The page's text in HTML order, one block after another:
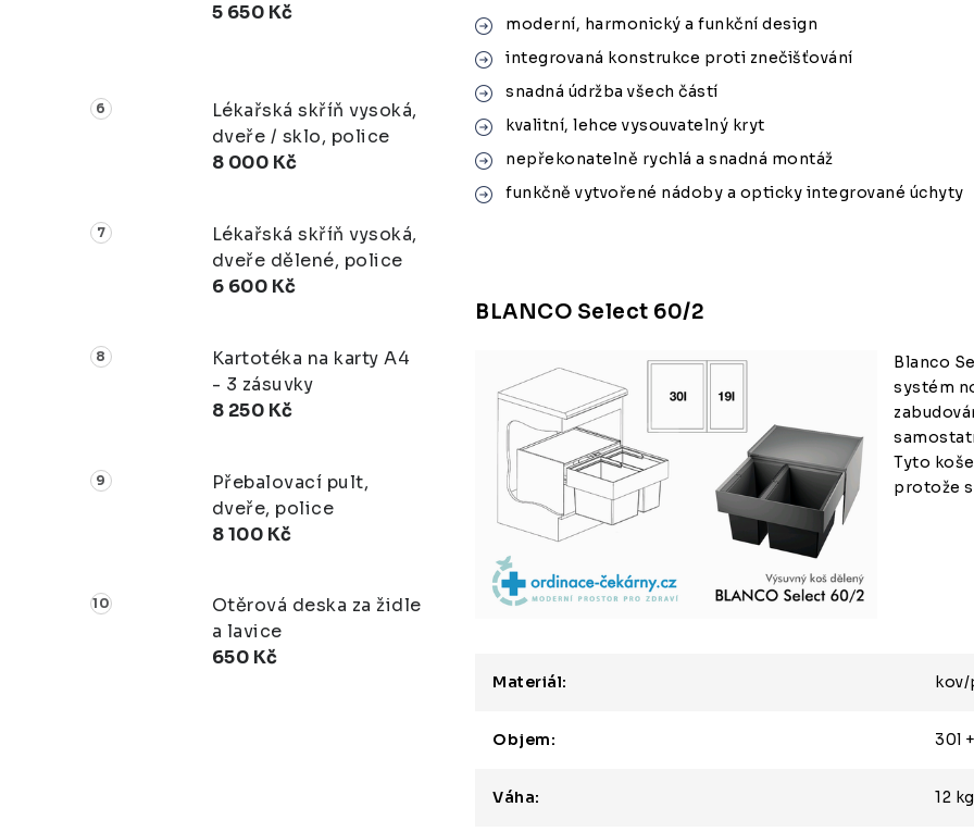
5 650 Kč
Lékařská skříň vysoká,
dveře / sklo, police
8 000 Kč
Lékařská skříň vysoká,
dveře dělené, police
6 600 Kč
Kartotéka na karty A4
- 3 zásuvky
8 250 Kč
Přebalovací pult,
dveře, police
8 100 Kč
Otěrová deska za židle
a lavice
650 Kč
moderní, harmonický a funkční design
integrovaná konstrukce proti znečišťování
snadná údržba všech částí
kvalitní, lehce vysouvatelný kryt
nepřekonatelně rychlá a snadná montáž
funkčně vytvořené nádoby a opticky integrované úchyty
BLANCO Select 60/2
Blanco
systém
Tyto
protože
Materiál:
Objem: 30l
Váha: 12 kg